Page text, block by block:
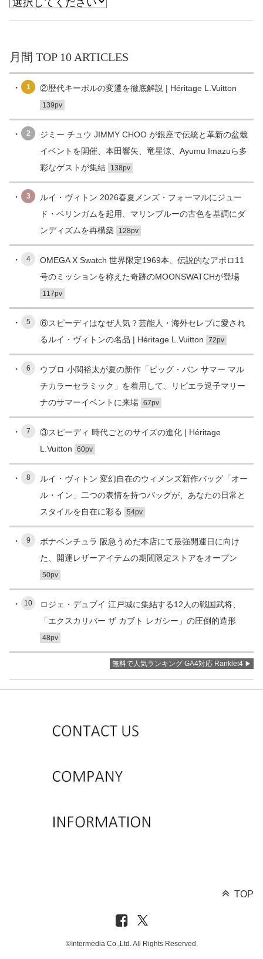
月間 TOP 10 ARTICLES
1 ②歴代キーポルの変遷を徹底解説 | Héritage L.Vuitton
139pv
2
ジミー チュウ JIMMY CHOO が銀座で伝統と革新の盆栽
イベントを開催、本田響矢、竜星涼、Ayumu Imazuら多
彩なゲストが集結
138pv
3
ルイ・ヴィトン 2026春夏メンズ・フォーマルにジュー
ド・ベリンガムを起用、マリンブルーの古色を基調にダ
ンディズムを再構築
128pv
4
OMEGA X Swatch 世界限定1969本、伝説的なアポロ11
号のミッションを称えた奇跡のMOONSWATCHが登場
117pv
5
⑥スピーディはなぜ人気？芸能人・海外セレブに愛され
るルイ・ヴィトンの名品 | Héritage L.Vuitton
72pv
6
ウブロ 小関裕太が夏の新作「ビッグ・バン サマー マル
チカラーセラミック」を着用して、リビエラ逗子マリー
ナのサマーイベントに来場 67pv
7
③スピーディ 時代ごとのサイズの進化 | Héritage
L.Vuitton
60pv
8
ルイ・ヴィトン 変幻自在のウィメンズ新作バッグ「オー
ル・イン」二つの表情を持つバッグが、あなたの日常と
スタイルを自在に彩る
54pv
9
ボナベンチュラ 阪急うめだ本店にて最強開運日に向け
た、開運レザーアイテムの期間限定ストアをオープン
50pv
10
ロジェ・デュブイ 江戸城に集結する12人の戦国武将、
「エクスカリバー ザ カブト レガシー」の圧倒的造形
48pv
無料で人気ランキング GA4対応 Ranklet4
TOP
©Intermedia Co.,Ltd. All Rights Reserved.